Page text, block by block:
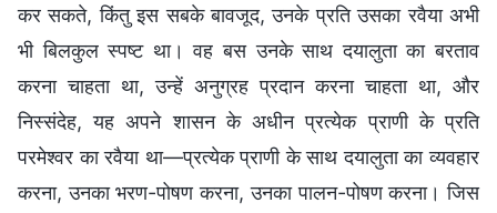
कर सकते, किंतु इस सबके बावजूद, उनके प्रति उसका रवैया अभी
भी बिलकुल स्पष्ट था। वह बस उनके साथ दयालुता का बरताव
करना चाहता था, उन्हें अनुग्रह प्रदान करना चाहता था, और
निस्संदेह, यह अपने शासन के अधीन प्रत्येक प्राणी के प्रति
परमेश्वर का रवैया था—प्रत्येक प्राणी के साथ दयालुता का व्यवहार
करना, उनका भरण-पोषण करना, उनका पालन-पोषण करना। जिस